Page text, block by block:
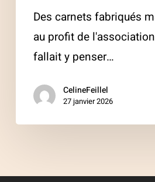
Des carnets fabriqués
au profit de
fallait y penser…
CelineFeillel
27 janvier 2026